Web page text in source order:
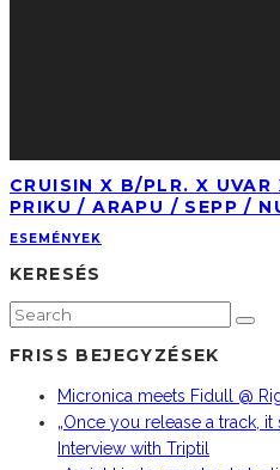
CRUISIN X B/PLR. X
PRIKU / ARAPU / SEPP /
ESEMÉNYEK
KERESÉS
FRISS BEJEGYZÉSEK
Micronica meets Fidull @
„Once you release a track,
Interview with Triptil